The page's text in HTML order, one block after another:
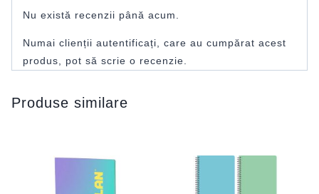
Nu există recenzii până acum.
Numai clienții autentificați, care au cumpărat acest
produs, pot să scrie o recenzie.
Produse similare